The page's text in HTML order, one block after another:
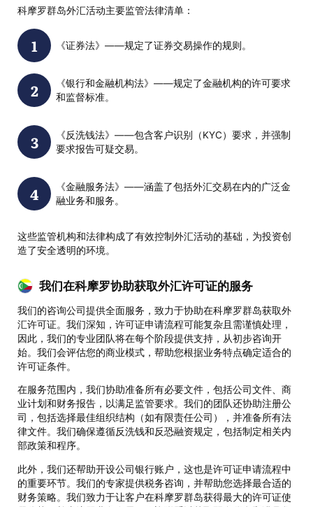
科摩罗群岛外汇活动主要监管法律清单：
《证券法》——规定了证券交易操作的规则。
《银行和金融机构法》——规定了金融机构的许可要求
和监督标准。
《反洗钱法》——包含客户识别（KYC）要求，并强制
要求报告可疑交易。
《金融服务法》——涵盖了包括外汇交易在内的广泛金
融业务和服务。
这些监管机构和法律构成了有效控制外汇活动的基础，为投资创
造了安全透明的环境。
我们在科摩罗协助获取外汇许可证的服务
我们的咨询公司提供全面服务，致力于协助在科摩罗群岛获取外
汇许可证。我们深知，许可证申请流程可能复杂且需谨慎处理，
因此，我们的专业团队将在每个阶段提供支持，从初步咨询开
始。我们会评估您的商业模式，帮助您根据业务特点确定适合的
许可证条件。
在服务范围内，我们协助准备所有必要文件，包括公司文件、商
业计划和财务报告，以满足监管要求。我们的团队还协助注册公
司，包括选择最佳组织结构（如有限责任公司），并准备所有法
律文件。我们确保遵循反洗钱和反恐融资规定，包括制定相关内
部政策和程序。
此外，我们还帮助开设公司银行账户，这也是许可证申请流程中
的重要环节。我们的专家提供税务咨询，并帮助您选择最合适的
财务策略。我们致力于让客户在科摩罗群岛获得最大的许可证使